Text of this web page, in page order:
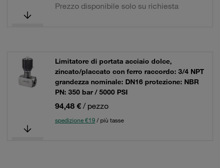
Prezzo disponibile solo su richiesta
Limitatore di portata acciaio dolce,
zincato/placcato con ferro raccordo: 3/4 NPT
grandezza nominale: DN16 protezione: NBR
PN: 350 bar / 5000 PSI
94,48 € / pezzo
spedizione €19 / più tasse